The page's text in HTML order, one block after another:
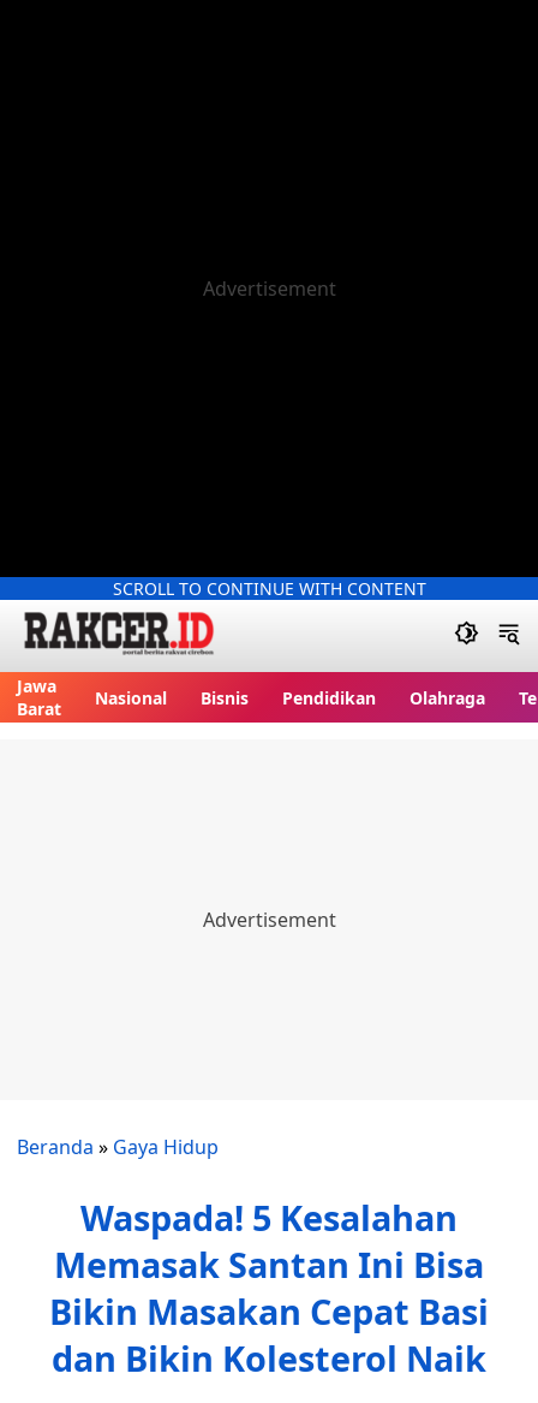
SCROLL TO CONTINUE WITH CONTENT
Jawa
Barat
Nasional Bisnis Pendidikan Olahraga
Beranda » Gaya Hidup
Waspada! 5 Kesalahan
Memasak Santan Ini Bisa
Bikin Masakan Cepat Basi
dan Bikin Kolesterol Naik